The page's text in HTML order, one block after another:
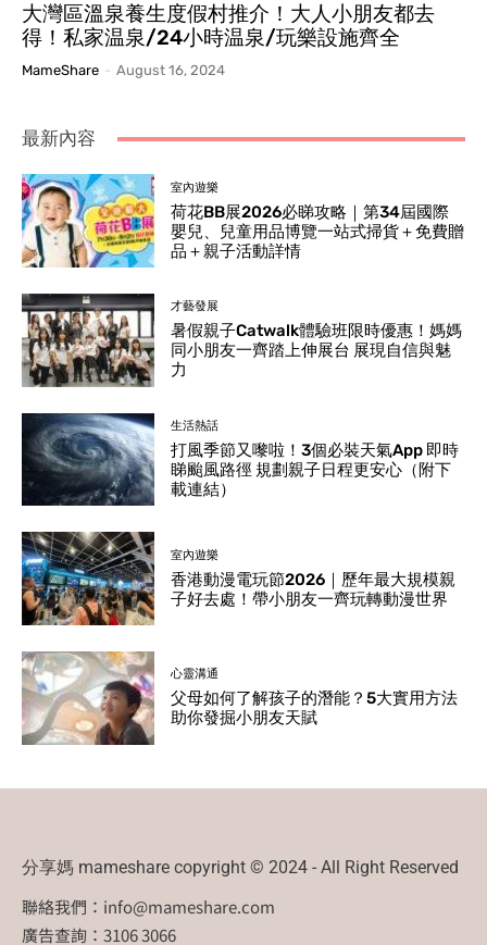
大灣區溫泉養生度假村推介！大人小朋友都去
得！私家温泉/24小時温泉/玩樂設施齊全
MameShare - August 16, 2024
最新內容
室內遊樂
荷花BB展2026必睇攻略｜第34屆國際
嬰兒、兒童用品博覽一站式掃貨＋免費贈
品＋親子活動詳情
才藝發展
暑假親子Catwalk體驗班限時優惠！媽媽
同小朋友一齊踏上伸展台 展現自信與魅
力
生活熱話
打風季節又嚟啦！3個必裝天氣App 即時
睇颱風路徑 規劃親子日程更安心（附下
載連結）
室內遊樂
香港動漫電玩節2026｜歷年最大規模親
子好去處！帶小朋友一齊玩轉動漫世界
心靈溝通
父母如何了解孩子的潛能？5大實用方法
助你發掘小朋友天賦
分享媽 mameshare copyright © 2024 - All Right Reserved
聯絡我們： info@mameshare.com
廣告查詢：3106 3066